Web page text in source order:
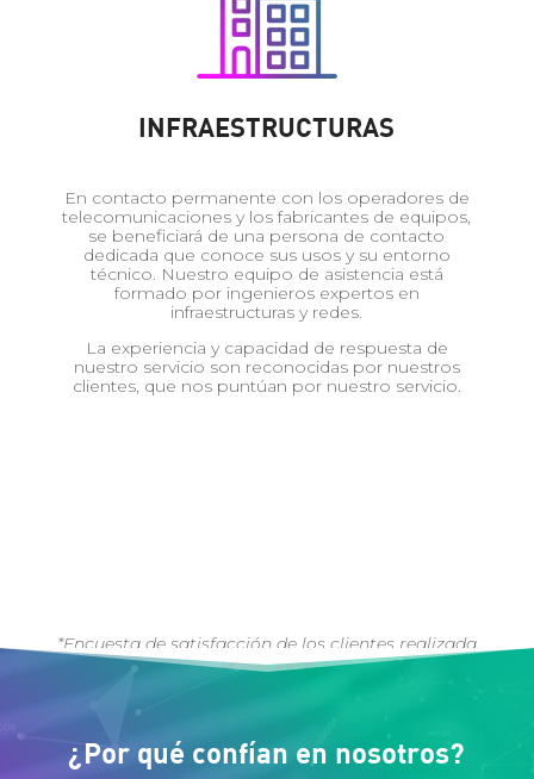
INFRAESTRUCTURAS
En contacto permanente con los operadores de
telecomunicaciones y los fabricantes de equipos,
se beneficiará de una persona de contacto
dedicada que conoce sus usos y su entorno
técnico. Nuestro equipo de asistencia está
formado por ingenieros expertos en
infraestructuras y redes.
La experiencia y capacidad de respuesta de
nuestro servicio son reconocidas por nuestros
clientes, que nos puntúan por nuestro servicio.
*Encuesta de satisfacción de los clientes realizada
desde 2019
¿Por qué confían en nosotros?